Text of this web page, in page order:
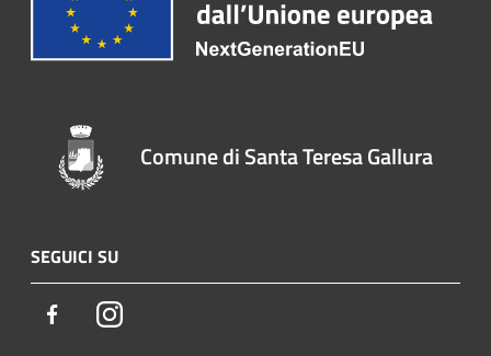
Comune di Santa Teresa Gallura
SEGUICI SU
FacebookInstagram